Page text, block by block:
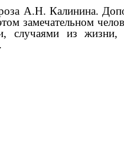
А.Н. Калинина.
замечательном
случаями из жизни,